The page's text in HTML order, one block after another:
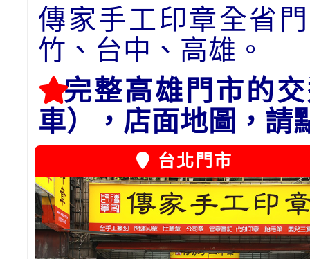
傳家手工印章全省
竹、台中、高雄。
完整高雄門市的
車），店面地圖，請
台北門市